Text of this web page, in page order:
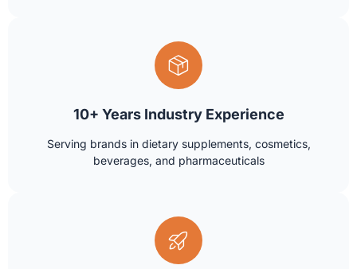
10+ Years Industry Experience
Serving brands in dietary supplements, cosmetics,
beverages, and pharmaceuticals